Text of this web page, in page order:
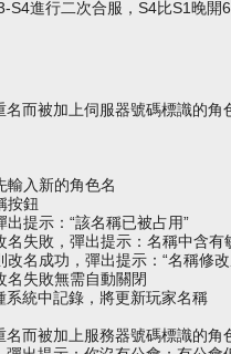
S4進行二次合服，S4比S1晚
名而被加上伺服器號碼標識的角
輸入新的角色名
按鈕
提示：“該名稱已被占用”
名失敗，彈出提示：名稱中含有
名成功，彈出提示：“名稱修改
名失敗無需自動關閉
統中記錄，將更新玩家名稱
而被加上服務器號碼標識的